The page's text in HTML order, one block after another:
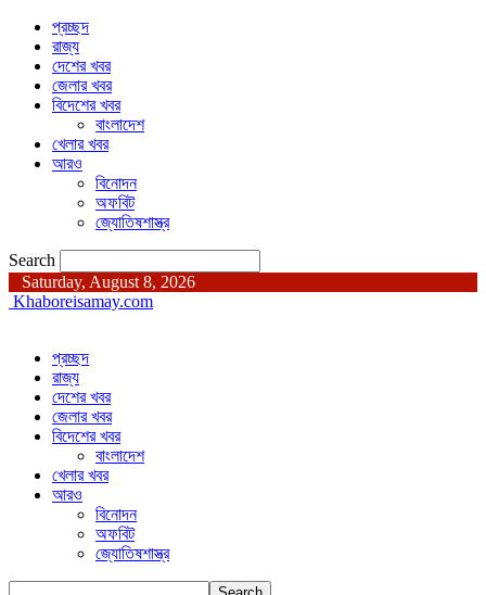
প্রচ্ছদ
রাজ্য
দেশের খবর
জেলার খবর
বিদেশের খবর
বাংলাদেশ
খেলার খবর
আরও
বিনোদন
অফবিট
জ্যোতিষশাস্ত্র
Search
Saturday, August 8, 2026
Khaboreisamay.com
প্রচ্ছদ
রাজ্য
দেশের খবর
জেলার খবর
বিদেশের খবর
বাংলাদেশ
খেলার খবর
আরও
বিনোদন
অফবিট
জ্যোতিষশাস্ত্র